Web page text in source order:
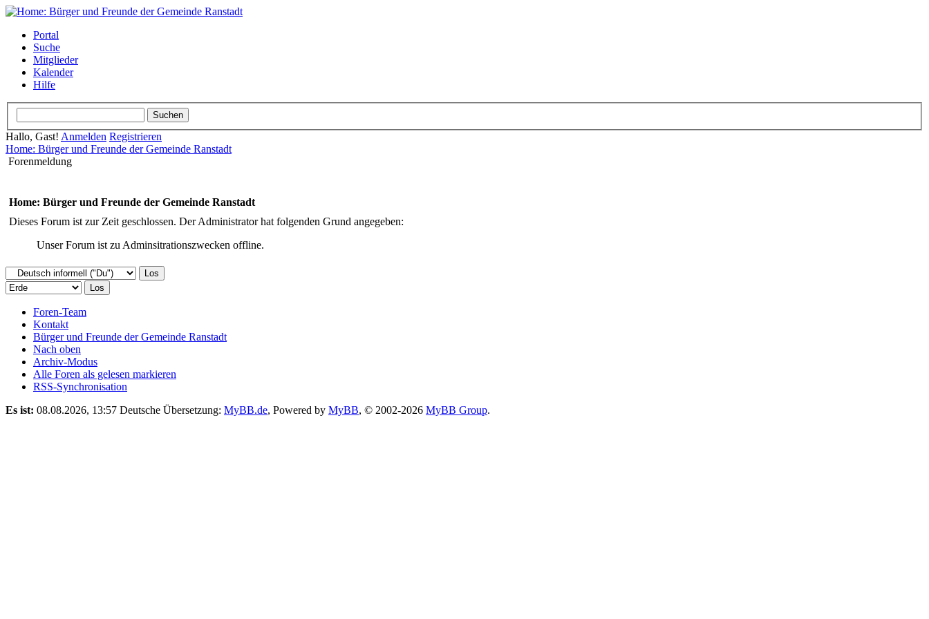
Portal
Suche
Mitglieder
Kalender
Hilfe
Hallo, Gast! Anmelden Registrieren
Home: Bürger und Freunde der Gemeinde Ranstadt
Forenmeldung
Home: Bürger und Freunde der Gemeinde Ranstadt
Dieses Forum ist zur Zeit geschlossen. Der Administrator hat folgenden Grund angegeben:
Unser Forum ist zu Adminsitrationszwecken offline.
Foren-Team
Kontakt
Bürger und Freunde der Gemeinde Ranstadt
Nach oben
Archiv-Modus
Alle Foren als gelesen markieren
RSS-Synchronisation
Es ist: 08.08.2026, 13:57 Deutsche Übersetzung: MyBB.de, Powered by MyBB, © 2002-2026 MyBB Group.